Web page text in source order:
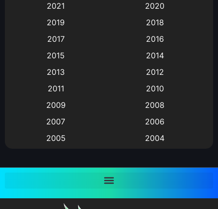
Animation อนิเมะ
Animation แอนิเมชัน
(9)
Big tits (นมใหญ่)
Bitch (ผู้หญิงร่าน)
2021
2020
2019
2018
2017
2016
2015
2014
2013
2012
2011
2010
2009
2008
2007
2006
2005
2004
2001
2000
1997